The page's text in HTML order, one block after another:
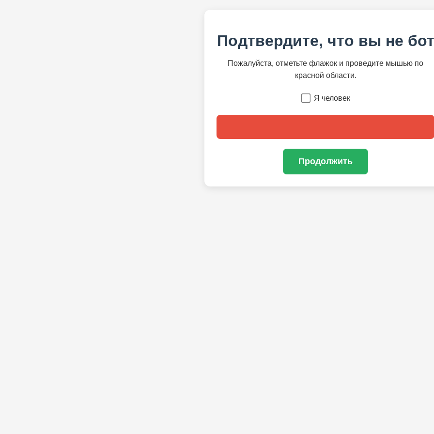
Подтвердите, что вы не бот
Пожалуйста, отметьте флажок и проведите мышью по
красной области.
Я человек
Продолжить